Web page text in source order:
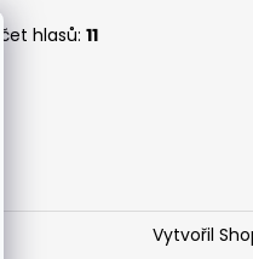
hlasů: 11
Vytvořil